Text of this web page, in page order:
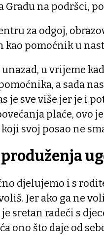
Gradu na podršci,
za odgoj,
kao pomoćnik u
u vrijeme
a sada
je sve više jer je i
plaće, ovo
svoj posao ne
djelujemo i s
Jer ako ga ne
sretan radeći s
ono što daje od